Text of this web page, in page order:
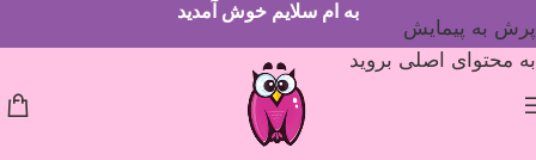
پرش به پیمایش
به محتوای اصلی بروید
به ام سلایم خوش آمدید